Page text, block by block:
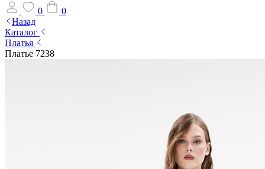
0
0
Назад
Каталог
Платья
Платье 7238